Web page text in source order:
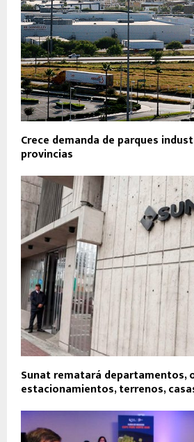
Crece demanda de parques
provincias
Sunat rematará departamentos,
estacionamientos, terrenos,